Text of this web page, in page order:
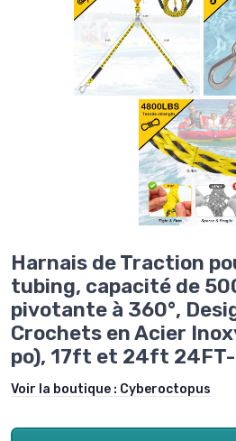
Harnais de Traction
tubing, capacité de
pivotante à 360°,
Crochets en Acier
po), 17ft et 24ft
Voir la boutique : Cyberoctopus